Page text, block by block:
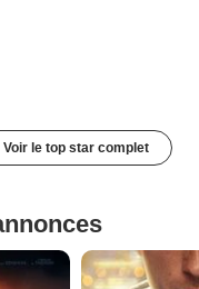
Voir le top star complet